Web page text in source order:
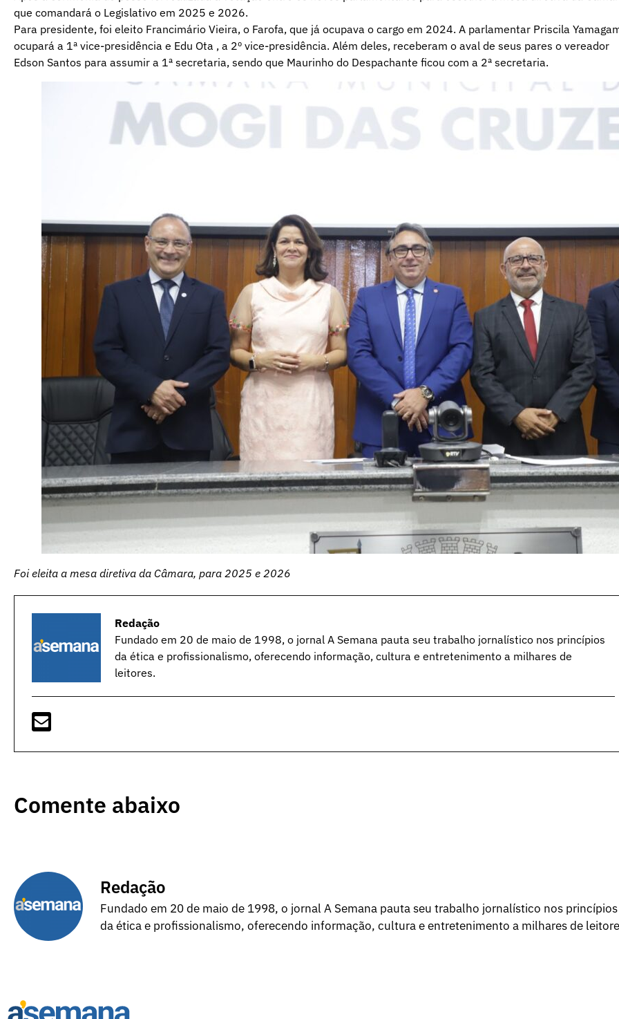
que comandará o Legislativo em 2025 e 2026.
Para presidente, foi eleito Francimário Vieira, o Farofa, que já ocupava o cargo em 2024. A parlamentar Priscila
ocupará a 1ª vice-presidência e Edu Ota , a 2º vice-presidência. Além deles, receberam o aval de seus pares o vereador
Edson Santos para assumir a 1ª secretaria, sendo que Maurinho do Despachante ficou com a 2ª secretaria.
Foi eleita a mesa diretiva da Câmara, para 2025 e 2026
Redação
Fundado em 20 de maio de 1998, o jornal A Semana pauta seu trabalho jornalístico nos princípios
da ética e profissionalismo, oferecendo informação, cultura e entretenimento a milhares de
leitores.
Comente abaixo
Redação
Fundado em 20 de maio de 1998, o jornal A Semana pauta seu trabalho jornalístico nos princípios
da ética e profissionalismo, oferecendo informação, cultura e entretenimento a milhares de